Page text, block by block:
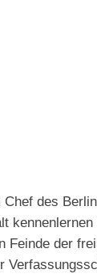
des
Feinde der